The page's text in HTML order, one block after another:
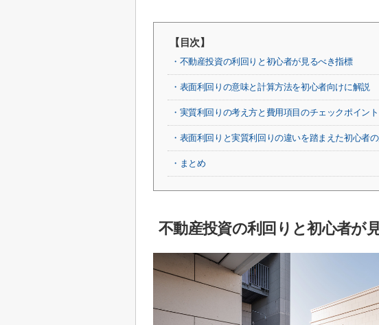
【目次】
・不動産投資の利回りと初心者が見るべき指標
・表面利回りの意味と計算方法を初心者向けに解説
・実質利回りの考え方と費用項目のチェックポイント
・表面利回りと実質利回りの違いを踏まえた初心者
・まとめ
不動産投資の利回りと初心者が